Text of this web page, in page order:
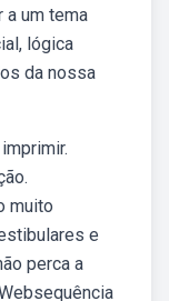
a um tema
lógica
da nossa
muito
e
perca a